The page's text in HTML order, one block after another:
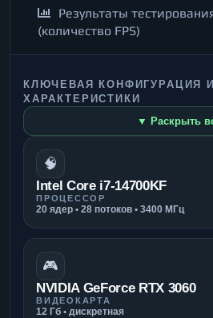
Результаты
(количество FPS)
КЛЮЧЕВАЯ КОНФИГУРАЦИЯ
ХАРАКТЕРИСТИКИ
▼ Раскрыть
🧠
Intel Core i7-14700KF
ПРОЦЕССОР
20 ядер • 28 потоков • 3400 МГц
🎮
NVIDIA GeForce RTX 3060
ВИДЕОКАРТА
12 Гб • дискретная